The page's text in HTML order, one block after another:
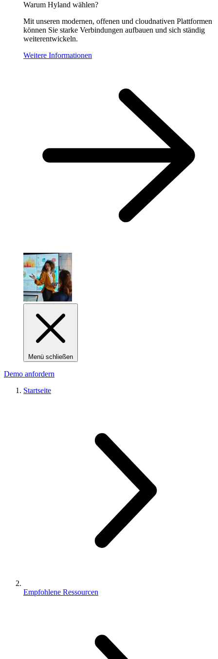
Warum Hyland wählen?
Mit unseren modernen, offenen und cloudnativen Plattformen
können Sie starke Verbindungen aufbauen und sich ständig
weiterentwickeln.
Weitere Informationen
Menü schließen
Demo anfordern
Startseite
Empfohlene Ressourcen